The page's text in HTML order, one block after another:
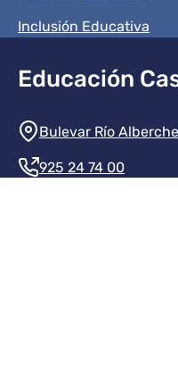
Inclusión Educativa
Educación
Información de
Bulevar Río
925 24 74 00